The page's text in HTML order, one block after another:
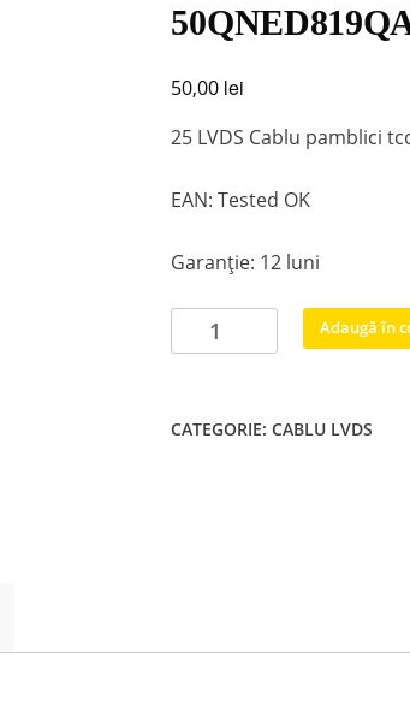
50,00 lei
25 LVDS Cablu pamblici
EAN: Tested OK
Garanție: 12 luni
Cantitate
25
pamblici
Adaugă în
CATEGORIE:CABLU LVDS